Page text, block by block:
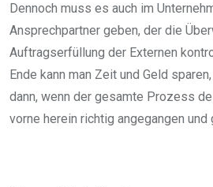
Dennoch muss es auch im
Ansprechpartner geben, der die
Auftragserfüllung der Externen
Ende kann man Zeit und Geld
dann, wenn der gesamte Prozess
vorne herein richtig angegangen und